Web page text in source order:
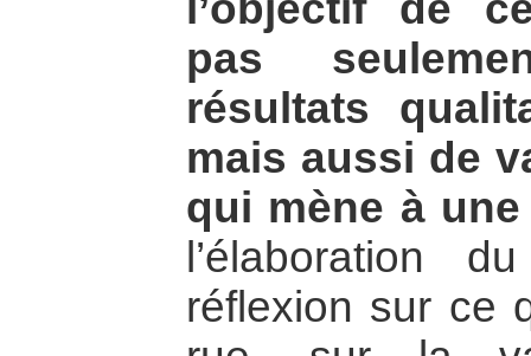
pas
résultats
mais aussi de
qui mène à
l’élaboration
réflexion sur ce